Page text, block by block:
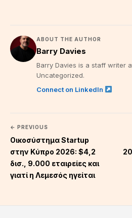
ABOUT THE AUTHOR
Barry Davies
Barry Davies is a staff writer
Uncategorized.
Connect on LinkedIn
← PREVIOUS
Οικοσύστημα Startup
στην Κύπρο 2026: $4,2
δισ., 9.000 εταιρείες και
γιατί η Λεμεσός ηγείται